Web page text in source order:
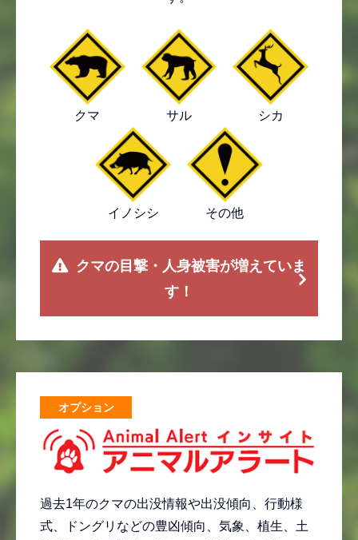
クマ サル シカ
イノシシ その他
クマの目撃・人身被害が増えていま
す！
オプション
過去1年のクマの出没情報や出没傾向、行動様
式、ドングリなどの豊凶傾向、気象、植生、土